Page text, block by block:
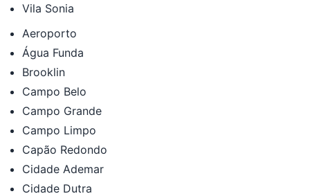
Vila Sonia
Aeroporto
Água Funda
Brooklin
Campo Belo
Campo Grande
Campo Limpo
Capão Redondo
Cidade Ademar
Cidade Dutra